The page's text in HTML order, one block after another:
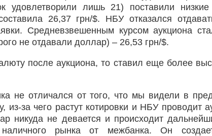
удовлетворили лишь 21) поставили
26,37 грн/$. НБУ отказался
Средневзвешенным курсом аукциона
не отдавали доллар) – 26,53 грн/$.
после аукциона, то ставил еще более
не отличался от того, что мы видели в
из-за чего растут котировки и НБУ проводит
никуда не девается и происходит
рынка от межбанка. Он создает